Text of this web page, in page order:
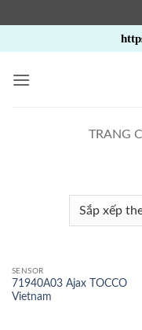
qua
nội
TRANG
SENSOR
71940A03 Ajax TOCCO
Vietnam